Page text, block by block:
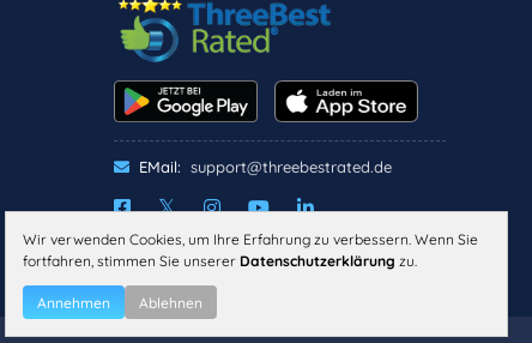
EMail: support@threebestrated.de
IMPRESSUM
DATENSCHUTZ
ALLGEMEINE
GESCHÄFTSBEDINGUNGEN
Wir verwenden Cookies, um Ihre Erfahrung zu verbessern. Wenn Sie
fortfahren, stimmen Sie unserer Datenschutzerklärung zu.
Annehmen Ablehnen